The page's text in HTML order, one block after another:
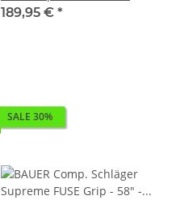
189,95 € *
SALE 30%